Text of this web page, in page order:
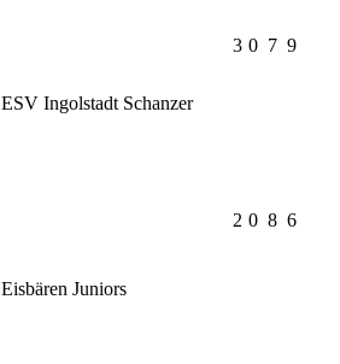
ESV Ingolstadt Schanzer
3 0 7 9
Eisbären Juniors
2 0 8 6